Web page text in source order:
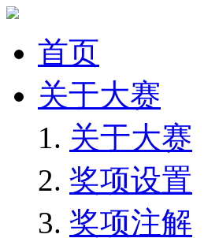
首页
关于大赛
关于大赛
奖项设置
奖项注解